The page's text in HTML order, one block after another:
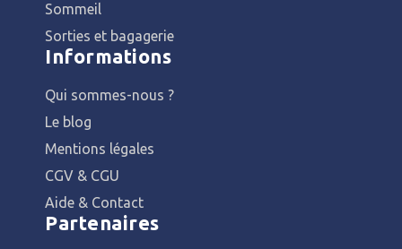
Sommeil
Sorties et bagagerie
Informations
Qui sommes-nous ?
Le blog
Mentions légales
CGV & CGU
Aide & Contact
Partenaires